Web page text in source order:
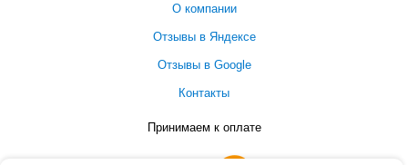
О компании
Отзывы в Яндексе
Отзывы в Google
Контакты
Принимаем к оплате